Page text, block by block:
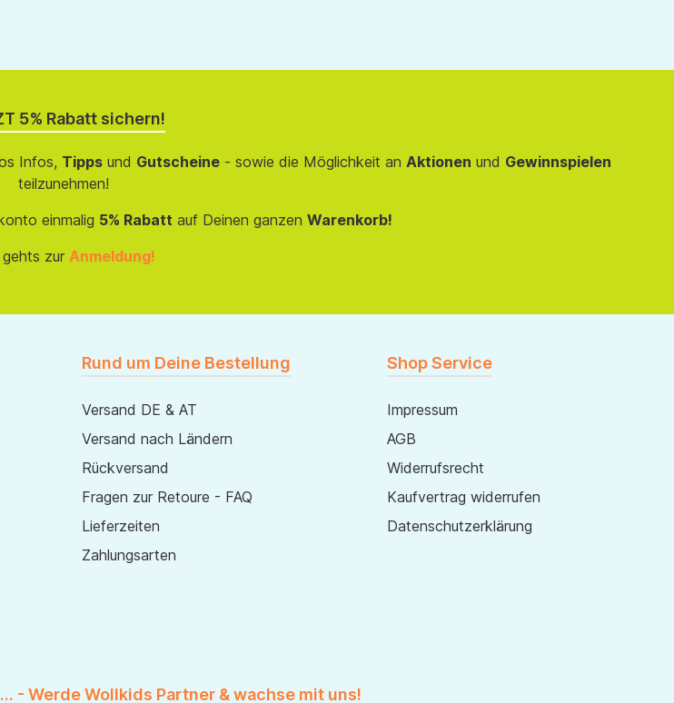
5% Rabatt sichern!
Infos, Tippsund Gutscheine- sowie die Möglichkeit an Aktionen und Gewinnspielen
teilzunehmen!
einmalig 5% Rabatt auf Deinen ganzen Warenkorb!
gehts zur Anmeldung!
Rund um Deine Bestellung
Versand DE & AT
Versand nach Ländern
Rückversand
Fragen zur Retoure - FAQ
Lieferzeiten
Zahlungsarten
Shop Service
Impressum
AGB
Widerrufsrecht
Kaufvertrag widerrufen
Datenschutzerklärung
- Werde Wollkids Partner & wachse mit uns!